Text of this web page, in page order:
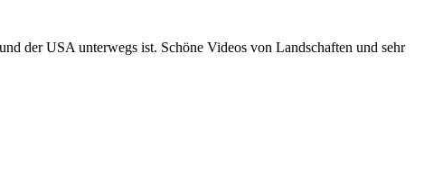
der USA unterwegs ist. Schöne Videos von Landschaften und sehr